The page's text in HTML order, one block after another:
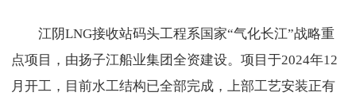
江阴LNG接收站码头工程系国家“气化长江”战略重
点项目，由扬子江船业集团全资建设。项目于2024年12
月开工，目前水工结构已全部完成，上部工艺安装正有